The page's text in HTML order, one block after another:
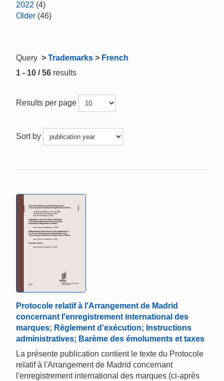
2022 (4)
Older (46)
Query > Trademarks > French
1 - 10 / 56 results
Results per page
Sort by
Protocole relatif à l'Arrangement de Madrid
concernant l'enregistrement international des
marques; Règlement d'exécution; Instructions
administratives; Barème des émoluments et taxes
La présente publication contient le texte du Protocole
relatif à l'Arrangement de Madrid concernant
l'enregistrement international des marques (ci-après